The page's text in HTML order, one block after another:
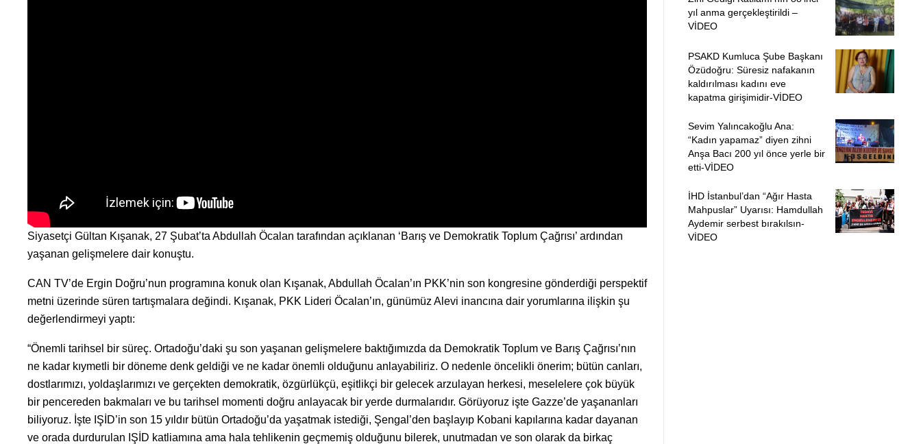
Siyasetçi Gültan Kışanak, 27 Şubat’ta Abdullah Öcalan tarafından açıklanan ‘Barış ve Demokratik Toplum Çağrısı’ ardından
yaşanan gelişmelere dair konuştu.
CAN TV’de Ergin Doğru’nun programına konuk olan Kışanak, Abdullah Öcalan’ın PKK’nin son kongresine gönderdiği perspektif
metni üzerinde süren tartışmalara değindi. Kışanak, PKK Lideri Öcalan’ın, günümüz Alevi inancına dair yorumlarına ilişkin şu
değerlendirmeyi yaptı:
“Önemli tarihsel bir süreç. Ortadoğu’daki şu son yaşanan gelişmelere baktığımızda da Demokratik Toplum ve Barış Çağrısı’nın
ne kadar kıymetli bir döneme denk geldiği ve ne kadar önemli olduğunu anlayabiliriz. O nedenle öncelikli önerim; bütün canları,
dostlarımızı, yoldaşlarımızı ve gerçekten demokratik, özgürlükçü, eşitlikçi bir gelecek arzulayan herkesi, meselelere çok büyük
bir pencereden bakmaları ve bu tarihsel momenti doğru anlayacak bir yerde durmalarıdır. Görüyoruz işte Gazze’de yaşananları
biliyoruz. İşte IŞİD’in son 15 yıldır bütün Ortadoğu’da yaşatmak istediği, Şengal’den başlayıp Kobani kapılarına kadar dayanan
ve orada durdurulan IŞİD katliamına ama hala tehlikenin geçmemiş olduğunu bilerek, unutmadan ve son olarak da birkaç
yıl anma gerçekleştirildi –
VİDEO
PSAKD Kumluca Şube Başkanı
Özüdoğru: Süresiz nafakanın
kaldırılması kadını eve
kapatma girişimidir-VİDEO
Sevim Yalıncakoğlu Ana:
“Kadın yapamaz” diyen zihni
Anşa Bacı 200 yıl önce yerle bir
etti-VİDEO
İHD İstanbul’dan “Ağır Hasta
Mahpuslar” Uyarısı: Hamdullah
Aydemir serbest bırakılsın-
VİDEO